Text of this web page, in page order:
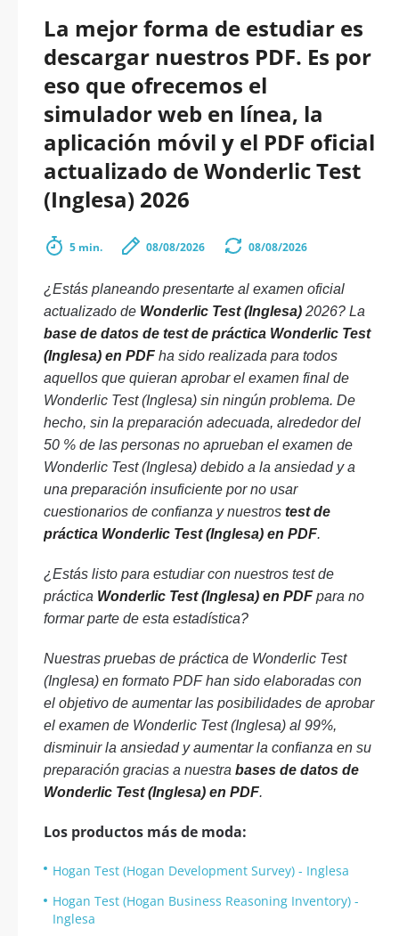
La mejor forma de estudiar es
descargar nuestros PDF. Es por
eso que ofrecemos el
simulador web en línea, la
aplicación móvil y el PDF oficial
actualizado de Wonderlic Test
(Inglesa) 2026
5 min. 08/08/2026 08/08/2026
¿Estás planeando presentarte al examen oficial
actualizado de Wonderlic Test (Inglesa) 2026? La
base de datos de test de práctica Wonderlic Test
(Inglesa) en PDF ha sido realizada para todos
aquellos que quieran aprobar el examen final de
Wonderlic Test (Inglesa) sin ningún problema. De
hecho, sin la preparación adecuada, alrededor del
50 % de las personas no aprueban el examen de
Wonderlic Test (Inglesa) debido a la ansiedad y a
una preparación insuficiente por no usar
cuestionarios de confianza y nuestros test de
práctica Wonderlic Test (Inglesa) en PDF.
¿Estás listo para estudiar con nuestros test de
práctica Wonderlic Test (Inglesa) en PDF para no
formar parte de esta estadística?
Nuestras pruebas de práctica de Wonderlic Test
(Inglesa) en formato PDF han sido elaboradas con
el objetivo de aumentar las posibilidades de aprobar
el examen de Wonderlic Test (Inglesa) al 99%,
disminuir la ansiedad y aumentar la confianza en su
preparación gracias a nuestra bases de datos de
Wonderlic Test (Inglesa) en PDF.
Los productos más de moda:
Hogan Test (Hogan Development Survey) - Inglesa
Hogan Test (Hogan Business Reasoning Inventory) -
Inglesa